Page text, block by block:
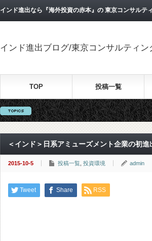
インド進出なら『海外投資の赤本』の 東京コンサルテ
インド進出ブログ/東京コンサルティン
TOP 投稿一覧
＜インド＞日系アミューズメント企業の初
2015-10-5 投稿一覧 投資環境 admin
Tweet Share RSS